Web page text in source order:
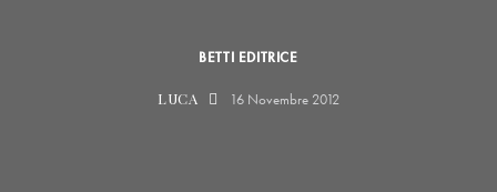
BETTI EDITRICE
LUCA 16 Novembre 2012